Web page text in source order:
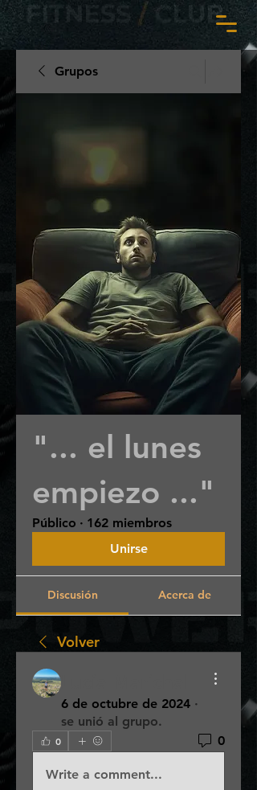
Grupos
"... el lunes
empiezo ..."
Público · 162 miembros
Unirse
Discusión Acerca de
Volver
6 de octubre de 2024 ·
se unió al grupo.
0 0
Write a comment...